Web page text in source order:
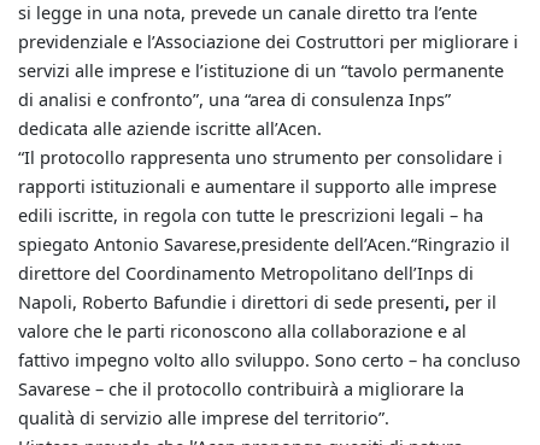
si legge in una nota, prevede un canale diretto tra l’ente
previdenziale e l’Associazione dei Costruttori per migliorare i
servizi alle imprese e l’istituzione di un “tavolo permanente
di analisi e confronto”, una “area di consulenza Inps”
dedicata alle aziende iscritte all’Acen.
“Il protocollo rappresenta uno strumento per consolidare i
rapporti istituzionali e aumentare il supporto alle imprese
edili iscritte, in regola con tutte le prescrizioni legali – ha
spiegato Antonio Savarese,presidente dell’Acen.“Ringrazio il
direttore del Coordinamento Metropolitano dell’Inps di
Napoli, Roberto Bafundie i direttori di sede presenti, per il
valore che le parti riconoscono alla collaborazione e al
fattivo impegno volto allo sviluppo. Sono certo – ha concluso
Savarese – che il protocollo contribuirà a migliorare la
qualità di servizio alle imprese del territorio”.